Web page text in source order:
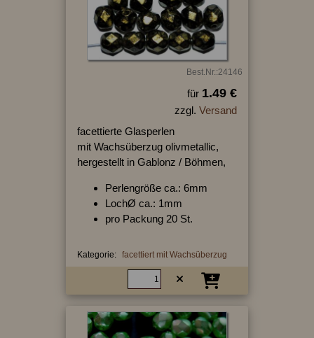
Best.Nr.:24146
für 1.49 €
zzgl. Versand
facettierte Glasperlen
mit Wachsüberzug olivmetallic,
hergestellt in Gablonz / Böhmen,
Perlengröße ca.: 6mm
LochØ ca.: 1mm
pro Packung 20 St.
Kategorie: facettiert mit Wachsüberzug